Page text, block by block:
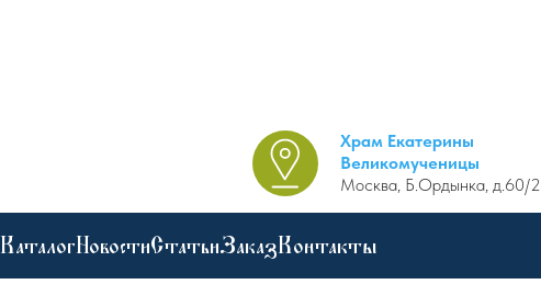
Храм Екатерины
Великомученицы
Москва, Б.Ордынка, д.60/2
КаталогНовостиСтатьиЗаказКонтакты